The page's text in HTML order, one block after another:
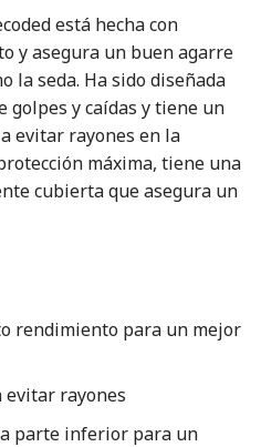
está hecha con
y asegura un buen agarre
la seda. Ha sido diseñada
golpes y caídas y tiene un
evitar rayones en la
máxima, tiene una
cubierta que asegura un
rendimiento para un mejor
evitar rayones
parte inferior para un